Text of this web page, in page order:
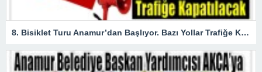
8. Bisiklet Turu Anamur’dan Başlıyor. Bazı Yollar Trafiğe Kapatılacak